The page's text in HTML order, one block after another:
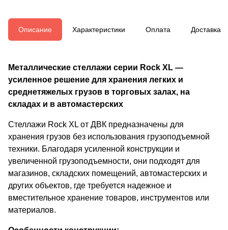
Описание Характеристики Оплата Доставка
Металлические стеллажи серии Rock XL —
усиленное решение для хранения легких и
среднетяжелых грузов в торговых залах, на
складах и в автомастерских
Стеллажи Rock XL от ДВК предназначены для
хранения грузов без использования грузоподъемной
техники. Благодаря усиленной конструкции и
увеличенной грузоподъемности, они подходят для
магазинов, складских помещений, автомастерских и
других объектов, где требуется надежное и
вместительное хранение товаров, инструментов или
материалов.